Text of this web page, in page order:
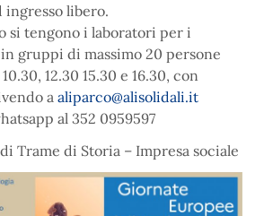
ingresso libero.
si tengono i laboratori per i
gruppi di massimo 20 persone
12.30 15.30 e 16.30, con
aaliparco@alisolidali.it
al 352 0959597
Trame di Storia – Impresa sociale